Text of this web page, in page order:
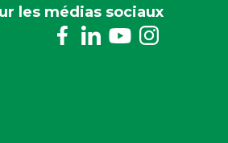
les médias sociaux